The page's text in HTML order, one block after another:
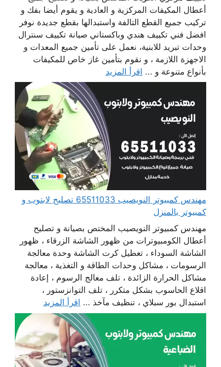
أعطال المكيفات المركزية و العادية و يقوم أيضا بفك و
تركيب جميع القطع التالفة واستبدالها بقطع جديدة نوفر
افضل فني تكييف هندي وباكستاني صيانة تكييف سنترال
وحدات تبريد للابنية، نعمل على تأمين جميع المعدات و
الاجهزة اللازمة ، و نقوم بتأمين غاز خاص للمكيفات
بأنواع متنوعة و ... اقرأ المزيد
مهندس كمبيوتر النويصيب 65511033 تصليح لابتوب و
كمبيوتر بالمنزل
مهندس كمبيوتر النويصيب المختص بصيانة و تصليح
أعطال الكومبيوترات من ظهور الشاشة الزرقاء ، ظهور
الشاشة السوداء ، تعطيل كرت الشاشة وحدة معالجة
الرسومات ، مشاكل وحدات الطاقة و التغذية ، معالجة
مشاكل الحرارة الزائدة ، تلف معالج الرسوم ، إعادة
اقلاع الحاسوب بشكل متكرر ، تلف التوانزستور ،
استبدال بور سبلاي ، تنظيف مآخذ ... اقرأ المزيد